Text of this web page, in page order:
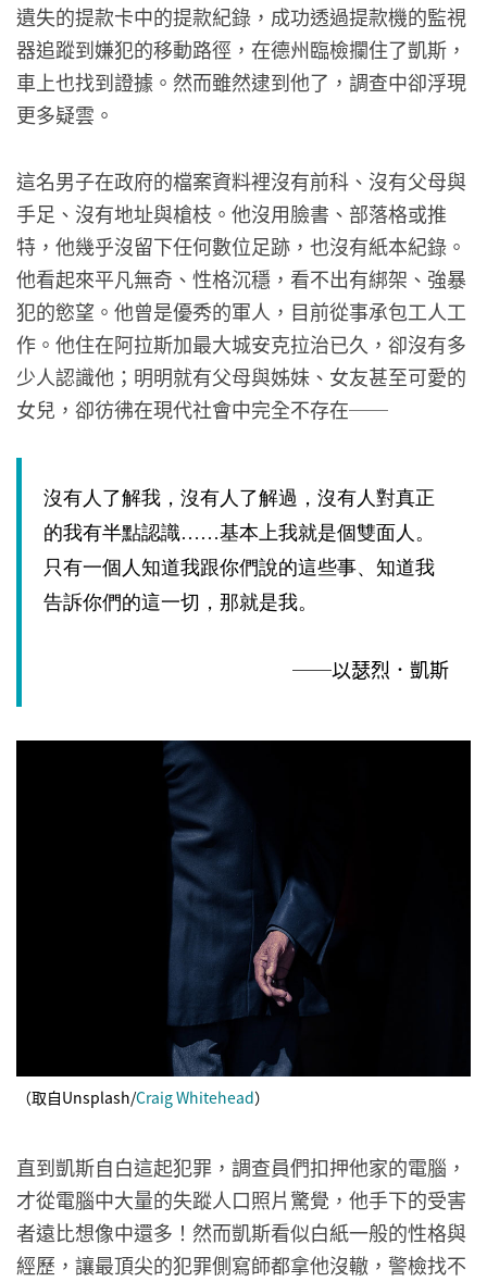
遺失的提款卡中的提款紀錄，成功透過提款機的監視
器追蹤到嫌犯的移動路徑，在德州臨檢攔住了凱斯，
車上也找到證據。然而雖然逮到他了，調查中卻浮現
更多疑雲。
這名男子在政府的檔案資料裡沒有前科、沒有父母與
手足、沒有地址與槍枝。他沒用臉書、部落格或推
特，他幾乎沒留下任何數位足跡，也沒有紙本紀錄。
他看起來平凡無奇、性格沉穩，看不出有綁架、強暴
犯的慾望。他曾是優秀的軍人，目前從事承包工人工
作。他住在阿拉斯加最大城安克拉治已久，卻沒有多
少人認識他；明明就有父母與姊妹、女友甚至可愛的
女兒，卻彷彿在現代社會中完全不存在──
沒有人了解我，沒有人了解過，沒有人對真正
的我有半點認識……基本上我就是個雙面人。
只有一個人知道我跟你們說的這些事、知道我
告訴你們的這一切，那就是我。
──以瑟烈．凱斯
（取自Unsplash/Craig Whitehead）
直到凱斯自白這起犯罪，調查員們扣押他家的電腦，
才從電腦中大量的失蹤人口照片驚覺，他手下的受害
者遠比想像中還多！然而凱斯看似白紙一般的性格與
經歷，讓最頂尖的犯罪側寫師都拿他沒轍，警檢找不